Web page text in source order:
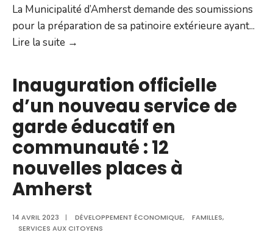
La Municipalité d’Amherst demande des soumissions
pour la préparation de sa patinoire extérieure ayant...
Lire la suite →
LOI2023-
01
–
Entretien
de
la
patinoire
de
Inauguration officielle
d’un nouveau service de
garde éducatif en
communauté : 12
nouvelles places à
Amherst
14 AVRIL 2023 | DÉVELOPPEMENT ÉCONOMIQUE, FAMILLES,
SERVICES AUX CITOYENS